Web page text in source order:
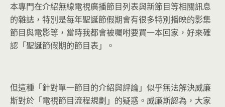
本專門在介紹無線電視廣播節目列表與新節目等相關訊息
的雜誌，特別是每年聖誕節假期會有很多特別播映的影集
節目與電影等，當時我都會被囑咐要買一本回家，好來確
認「聖誕節假期的節目表」。
但這種「針對單一節目的介紹與評論」似乎無法解決威廉
斯對於「電視節目流程規劃」的疑惑。威廉斯認為，大家